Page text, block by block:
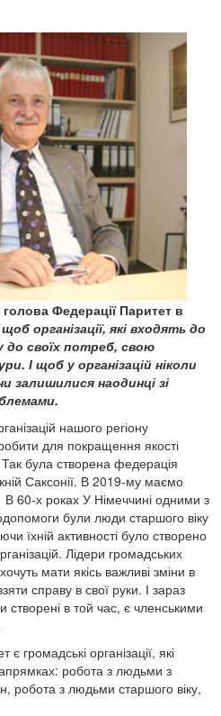
Федерації Паритет в
організації, які входять до
до своїх потреб, свою
І щоб у організацій ніколи
залишилися наодинці зі
нашого регіону
для покращення якості
була створена федерація
Саксонії. В 2019-му маємо
В 60-х роках У Німеччині одними з
були люди старшого віку
їхній активності було створено
Лідери громадських
мати якісь важливі зміни в
справу в свої руки. І зараз
створені в той час, є членськими
громадські організації, які
робота з людьми з
робота з людьми старшого віку,